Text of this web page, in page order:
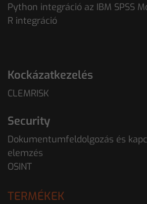
Python integráció az IBM SPSS
R integráció
Kockázatkezelés
CLEMRISK
Security
Dokumentumfeldolgozás és
elemzés
OSINT
TERMÉKEK